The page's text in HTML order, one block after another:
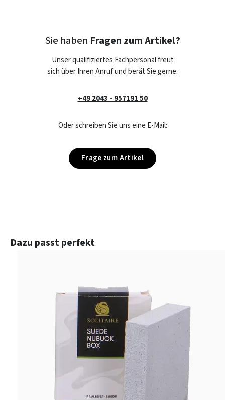
Sie haben Fragen zum Artikel?
Unser qualifiziertes Fachpersonal freut
sich über Ihren Anruf und berät Sie gerne:
+49 2043 - 957191 50
Oder schreiben Sie uns eine E-Mail:
Frage zum Artikel
Produktgalerie überspringen
Dazu passt perfekt